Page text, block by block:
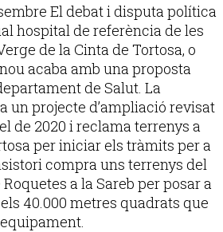
El debat i disputa política
hospital de referència de les
de la Cinta de Tortosa, o
acaba amb una proposta
de Salut. La
un projecte d’ampliació revisat
de 2020 i reclama terrenys a
per iniciar els tràmits per a
compra uns terrenys del
a la Sareb per posar a
40.000 metres quadrats que